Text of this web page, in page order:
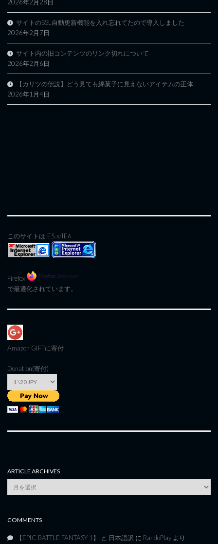
2026年2月28日
サイトのSSL自動更新機能を入れ忘れてたので導入しました
2026年2月7日
サイト内の旧コンテンツのリンク切れについて
2026年2月6日
【カリツの伝説】どう見ても綿菓子に見えないアイテムの正体
2026年1月4日
このサイトはIE5.x/IE6
Firefox
で最適化されています。
Amazon GIFTに寄付
Donation(寄付)
ARTICLE ARCHIVES
Article
Archives
COMMENTS
【EPIC BATTLE FANTASY 1】 と 日本語訳 に RandoPlay より